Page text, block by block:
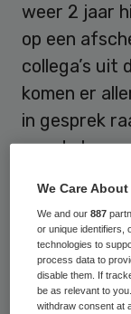
weer 2 jaar
op een
collega’s uit
komen er
in gesprek
van de
Interessant,
moderne
is de zorg
opper ik.
We Care
We and our887
or unique identifiers,
technologies to
process data to
disable them. If
be as relevant to
withdraw consent at